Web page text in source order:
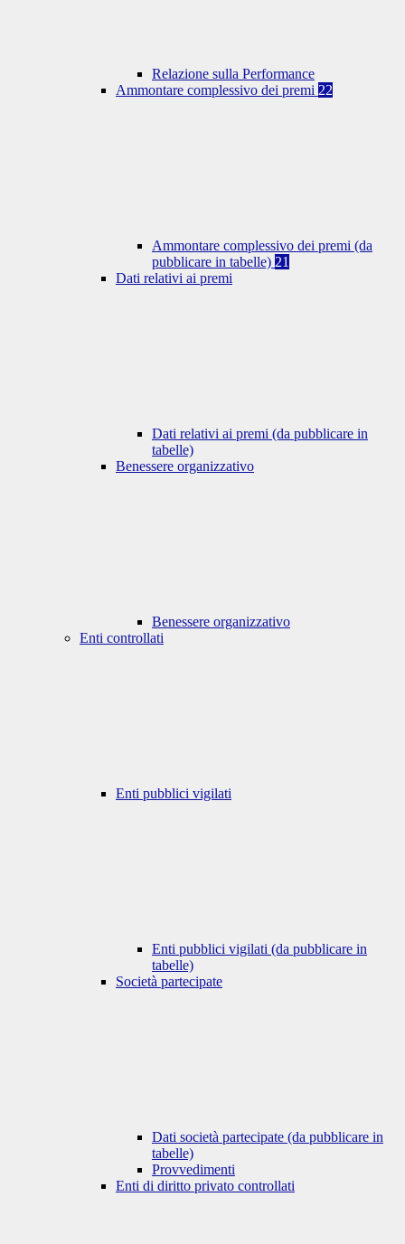
Relazione sulla Performance
Ammontare complessivo dei premi 22
Ammontare complessivo dei premi (da
pubblicare in tabelle) 21
Dati relativi ai premi
Dati relativi ai premi (da pubblicare in
tabelle)
Benessere organizzativo
Benessere organizzativo
Enti controllati
Enti pubblici vigilati
Enti pubblici vigilati (da pubblicare in
tabelle)
Società partecipate
Dati società partecipate (da pubblicare in
tabelle)
Provvedimenti
Enti di diritto privato controllati